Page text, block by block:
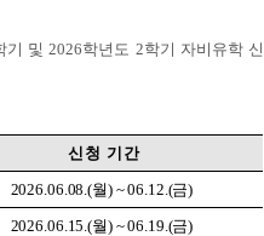
및 2026학년도 2학기 자비유학 신
신청 기간
2026.06.08.(월) ~ 06.12.(금)
2026.06.15.(월) ~ 06.19.(금)